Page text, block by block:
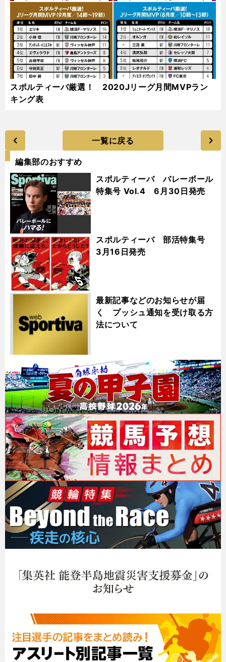
スポルティーバ厳選！ 2020Jリーグ月間MVPラン
キング表
一覧に戻る
編集部のおすすめ
スポルティーバ バレーボール
特集号 Vol.4 6月30日発売
スポルティーバ 部活特集号
3月16日発売
最新記事などのお知らせが届
く プッシュ通知を受け取る方
法について